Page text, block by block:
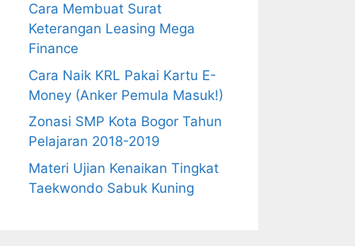
Cara Membuat Surat
Keterangan Leasing Mega
Finance
Cara Naik KRL Pakai Kartu E-
Money (Anker Pemula Masuk!)
Zonasi SMP Kota Bogor Tahun
Pelajaran 2018-2019
Materi Ujian Kenaikan Tingkat
Taekwondo Sabuk Kuning